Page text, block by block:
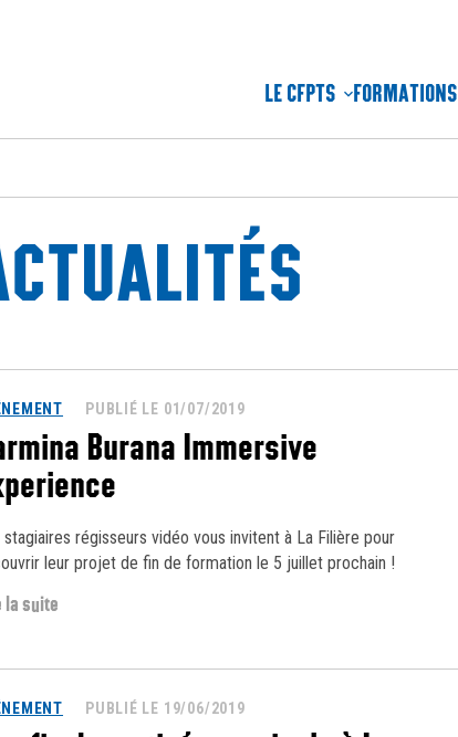
LE CFPTS FORMATIONS
PUBLIÉ LE 01/07/2019
Burana Immersive
stagiaires régisseurs vidéo vous invitent à La Filière pour
leur projet de fin de formation le 5 juillet prochain !
la suite
PUBLIÉ LE 19/06/2019